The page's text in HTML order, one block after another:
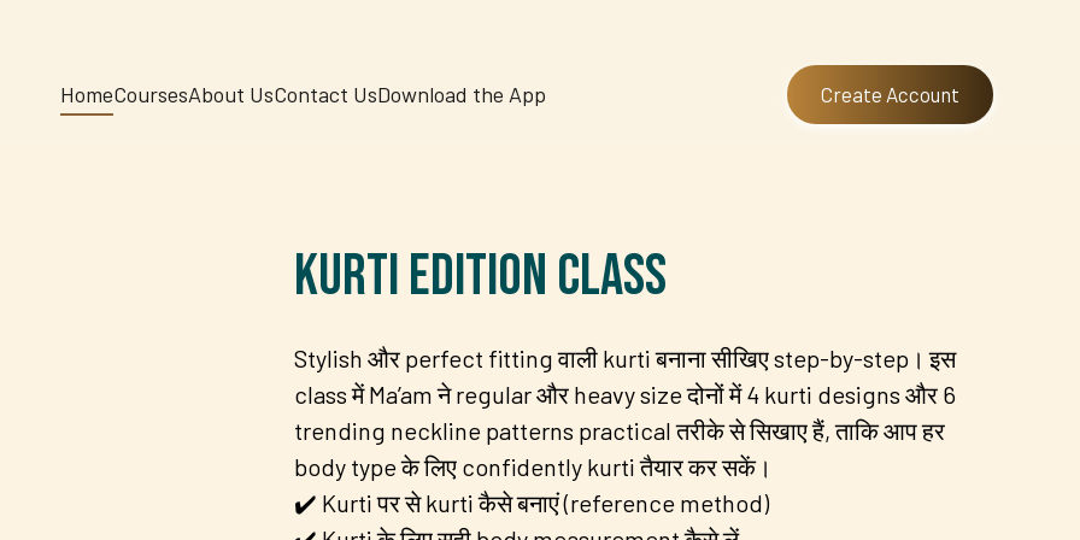
HomeCoursesAbout UsContact UsDownload the App Create Account
Kurti Edition Class
Stylish और perfect fitting वाली kurti बनाना सीखिए step-by-step। इस
class में Ma’am ने regular और heavy size दोनों में 4 kurti designs और 6
trending neckline patterns practical तरीके से सिखाए हैं, ताकि आप हर
body type के लिए confidently kurti तैयार कर सकें।
✔️ Kurti पर से kurti कैसे बनाएं (reference method)